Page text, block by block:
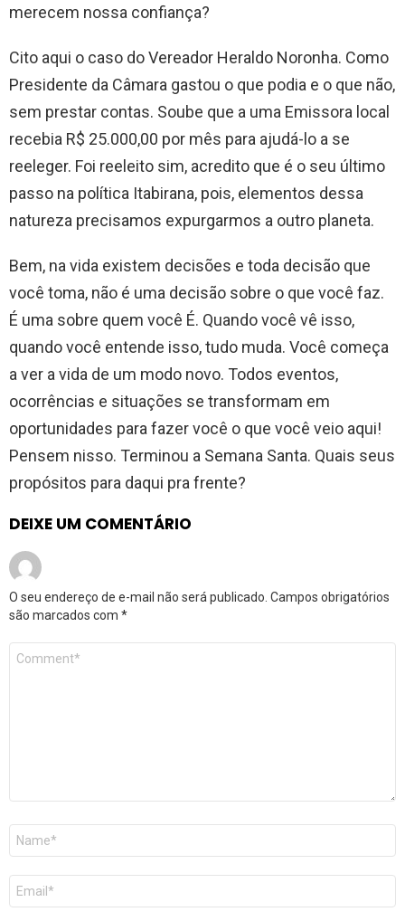
merecem nossa confiança?
Cito aqui o caso do Vereador Heraldo Noronha. Como
Presidente da Câmara gastou o que podia e o que não,
sem prestar contas. Soube que a uma Emissora local
recebia R$ 25.000,00 por mês para ajudá-lo a se
reeleger. Foi reeleito sim, acredito que é o seu último
passo na política Itabirana, pois, elementos dessa
natureza precisamos expurgarmos a outro planeta.
Bem, na vida existem decisões e toda decisão que
você toma, não é uma decisão sobre o que você faz.
É uma sobre quem você É. Quando você vê isso,
quando você entende isso, tudo muda. Você começa
a ver a vida de um modo novo. Todos eventos,
ocorrências e situações se transformam em
oportunidades para fazer você o que você veio aqui!
Pensem nisso. Terminou a Semana Santa. Quais seus
propósitos para daqui pra frente?
DEIXE UM COMENTÁRIO
O seu endereço de e-mail não será publicado. Campos obrigatórios
são marcados com *
Comentário
Nome
E-
mail
*